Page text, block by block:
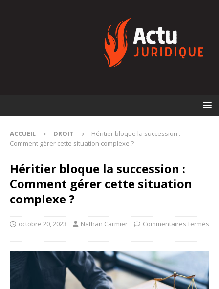
ACCUEIL DROIT
Héritier bloque la succession :
Comment gérer cette situation complexe ?
Héritier bloque la succession :
Comment gérer cette situation
complexe ?
octobre 20, 2023 Nathan Carmier Commentaires fermés